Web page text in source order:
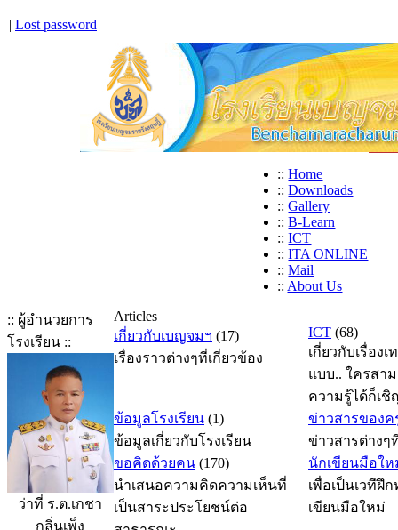
| Lost password
:: Home
:: Downloads
:: Gallery
:: B-Learn
:: ICT
:: ITA ONLINE
:: Mail
:: About Us
:: ผู้อำนวยการ
โรงเรียน ::
ว่าที่ ร.ต.เกชา
กลิ่นเพ็ง
Articles
เกี่ยวกับเบญจมฯ (17)
เรื่องราวต่างๆที่เกี่ยวข้อง
ICT (68)
เกี่ยวกับเรื่อง
แบบ.. ใครสา
ความรู้ได้ก็เชิ
ข้อมูลโรงเรียน (1)
ข้อมูลเกี่ยวกับโรงเรียน
ข่าวสารของค
ข่าวสารต่าง
ขอคิดด้วยคน (170)
นำเสนอความคิดความเห็นที่
เป็นสาระประโยชน์ต่อ
นักเขียนมือให
เพื่อเป็นเวทีฝึ
เขียนมือใหม่